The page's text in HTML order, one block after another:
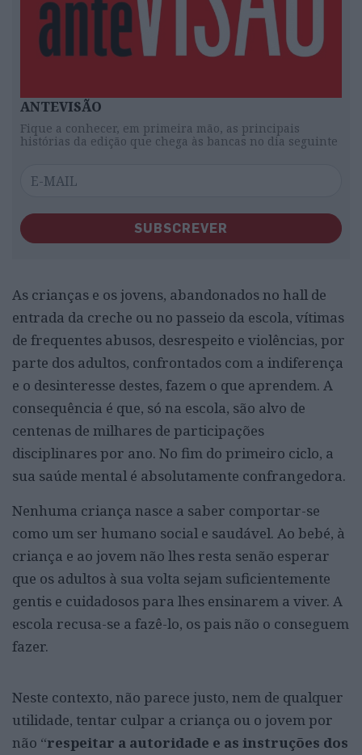
ANTEVISÃO
Fique a conhecer, em primeira mão, as principais
histórias da edição que chega às bancas no dia seguinte
SUBSCREVER
As crianças e os jovens, abandonados no hall de
entrada da creche ou no passeio da escola, vítimas
de frequentes abusos, desrespeito e violências, por
parte dos adultos, confrontados com a indiferença
e o desinteresse destes, fazem o que aprendem. A
consequência é que, só na escola, são alvo de
centenas de milhares de participações
disciplinares por ano. No fim do primeiro ciclo, a
sua saúde mental é absolutamente confrangedora.
Nenhuma criança nasce a saber comportar-se
como um ser humano social e saudável. Ao bebé, à
criança e ao jovem não lhes resta senão esperar
que os adultos à sua volta sejam suficientemente
gentis e cuidadosos para lhes ensinarem a viver. A
escola recusa-se a fazê-lo, os pais não o conseguem
fazer.
Neste contexto, não parece justo, nem de qualquer
utilidade, tentar culpar a criança ou o jovem por
não “respeitar a autoridade e as instruções dos